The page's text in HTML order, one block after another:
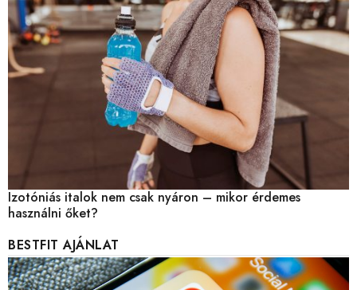
Izotóniás italok nem csak nyáron – mikor érdemes
használni őket?
BESTFIT AJÁNLAT